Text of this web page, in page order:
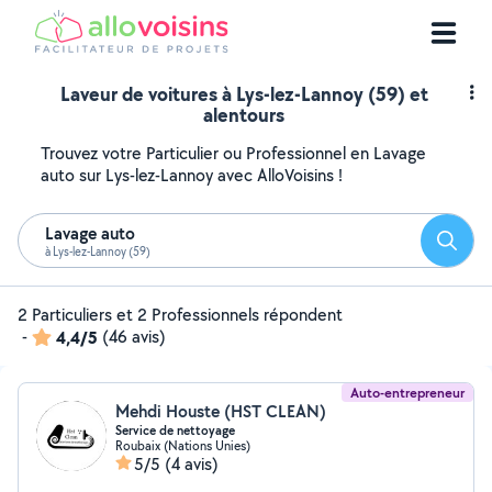
Laveur de voitures à Lys-lez-Lannoy (59) et
alentours
Trouvez votre Particulier ou Professionnel en Lavage
auto sur Lys-lez-Lannoy avec AlloVoisins !
Lavage auto
à Lys-lez-Lannoy (59)
2 Particuliers et 2 Professionnels répondent
-
4,4/5 (46 avis)
Auto-entrepreneur
Mehdi Houste (HST CLEAN)
Service de nettoyage
Roubaix (Nations Unies)
5/5 (4 avis)